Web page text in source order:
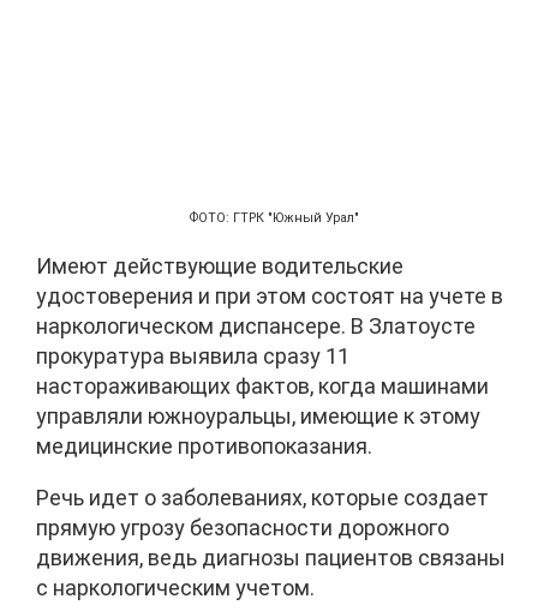
ФОТО: ГТРК "Южный Урал"
Имеют действующие водительские
удостоверения и при этом состоят на учете в
наркологическом диспансере. В Златоусте
прокуратура выявила сразу 11
настораживающих фактов, когда машинами
управляли южноуральцы, имеющие к этому
медицинские противопоказания.
Речь идет о заболеваниях, которые создает
прямую угрозу безопасности дорожного
движения, ведь диагнозы пациентов связаны
с наркологическим учетом.